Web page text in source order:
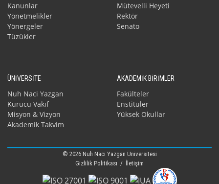
Kanunlar
Yönetmelikler
Yönergeler
Tüzükler
Mütevelli Heyeti
Rektör
Senato
ÜNİVERSİTE
Nuh Naci Yazgan
Kurucu Vakıf
Misyon & Vizyon
Akademik Takvim
AKADEMİK BİRİMLER
Fakülteler
Enstitüler
Yüksek Okullar
© 2026 Nuh Naci Yazgan Üniversitesi
Gizlilik Politikası / İletişim